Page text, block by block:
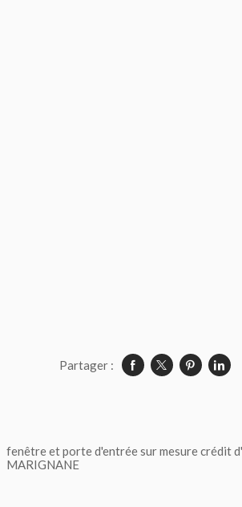
Partager :
fenêtre et porte d'entrée sur mesure crédit
MARIGNANE